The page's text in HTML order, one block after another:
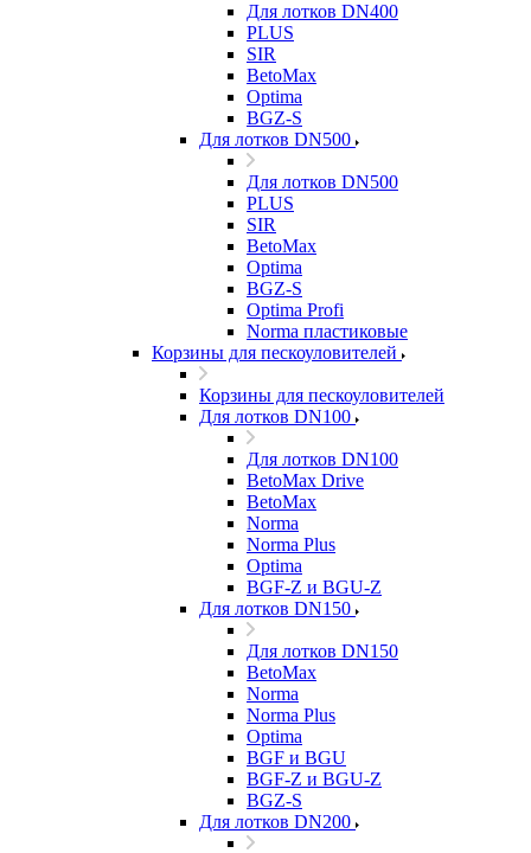
Для лотков DN400
PLUS
SIR
BetoMax
Optima
BGZ-S
Для лотков DN500
Для лотков DN500
PLUS
SIR
BetoMax
Optima
BGZ-S
Optima Profi
Norma пластиковые
Корзины для пескоуловителей
Корзины для пескоуловителей
Для лотков DN100
Для лотков DN100
BetoMax Drive
BetoMax
Norma
Norma Plus
Optima
BGF-Z и BGU-Z
Для лотков DN150
Для лотков DN150
BetoMax
Norma
Norma Plus
Optima
BGF и BGU
BGF-Z и BGU-Z
BGZ-S
Для лотков DN200